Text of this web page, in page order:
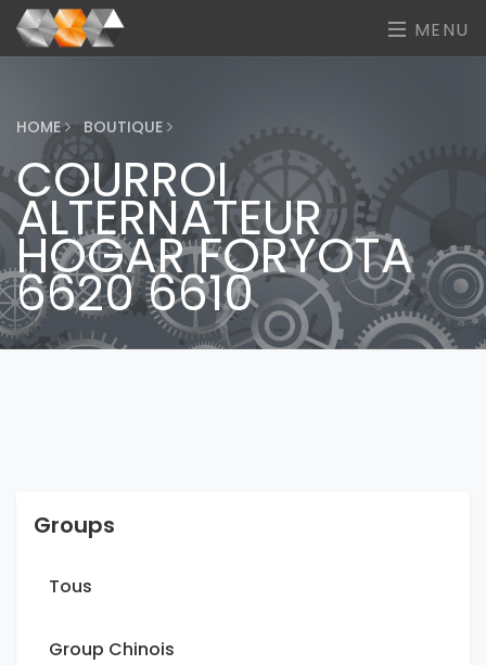
MENU
HOME BOUTIQUE
COURROI
ALTERNATEUR
HOGAR FORYOTA
6620 6610
Groups
Tous
Group Chinois